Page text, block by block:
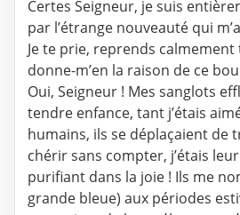
Certes Seigneur, je suis
par l’étrange nouveauté qui
Je te prie, reprends
donne-m’en la raison de ce
Oui, Seigneur ! Mes sanglots
tendre enfance, tant j’étais
humains, ils se déplaçaient de
chérir sans compter, j’étais
purifiant dans la joie ! Ils me
grande bleue) aux périodes